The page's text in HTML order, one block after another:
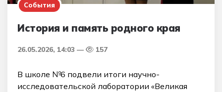
События
История и память родного края
26.05.2026, 14:03 157
В школе №6 подвели итоги научно-
исследовательской лаборатории «Великая